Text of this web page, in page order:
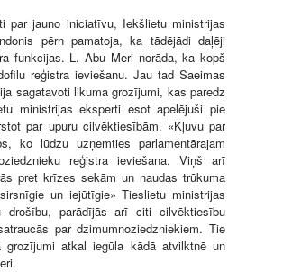
par jauno iniciatīvu, Iekšlietu ministrijas
pērn pamatoja, ka tādējādi daļēji
funkcijas. L. Abu Meri norāda, ka kopš
reģistra ieviešanu. Jau tad Saeimas
sagatavoti likuma grozījumi, kas paredz
ministrijas eksperti esot apelējuši pie
par upuru cilvēktiesībām. «Kļuvu par
ko lūdzu uzņemties parlamentārajam
reģistra ieviešana. Viņš arī
pret krīzes sekām un naudas trūkuma
un iejūtīgie» Tieslietu ministrijas
drošību, parādījās arī citi cilvēktiesību
par dzimumnoziedzniekiem. Tie
atkal iegūla kādā atvilktnē un